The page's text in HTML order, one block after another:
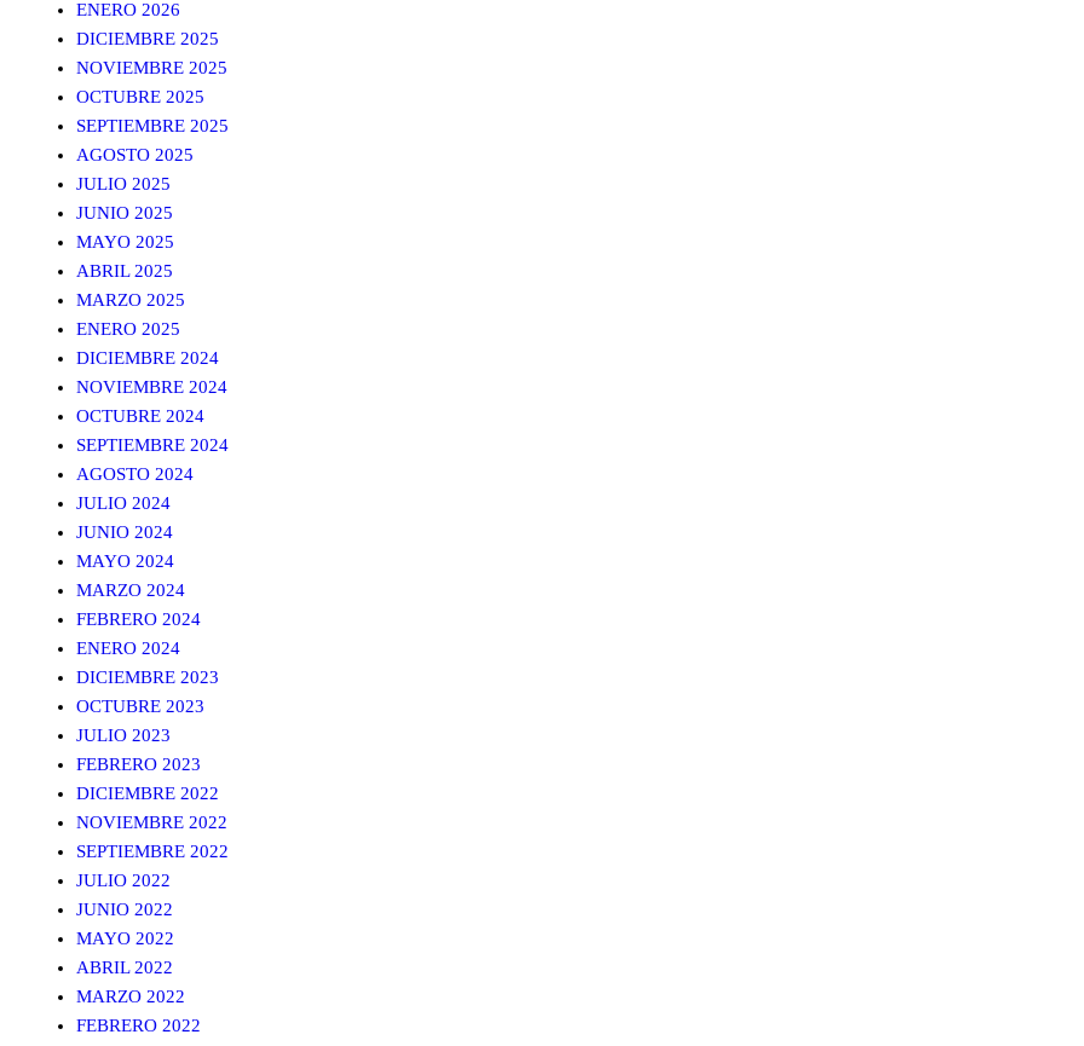
ENERO 2026
DICIEMBRE 2025
NOVIEMBRE 2025
OCTUBRE 2025
SEPTIEMBRE 2025
AGOSTO 2025
JULIO 2025
JUNIO 2025
MAYO 2025
ABRIL 2025
MARZO 2025
ENERO 2025
DICIEMBRE 2024
NOVIEMBRE 2024
OCTUBRE 2024
SEPTIEMBRE 2024
AGOSTO 2024
JULIO 2024
JUNIO 2024
MAYO 2024
MARZO 2024
FEBRERO 2024
ENERO 2024
DICIEMBRE 2023
OCTUBRE 2023
JULIO 2023
FEBRERO 2023
DICIEMBRE 2022
NOVIEMBRE 2022
SEPTIEMBRE 2022
JULIO 2022
JUNIO 2022
MAYO 2022
ABRIL 2022
MARZO 2022
FEBRERO 2022